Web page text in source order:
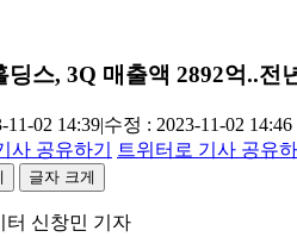
딩스, 3Q 매출액 2892억..전
11-02 14:39|수정 : 2023-11-02 14:46
사 공유하기
트위터로 기사 공유하
글자 크게
터 신창민 기자